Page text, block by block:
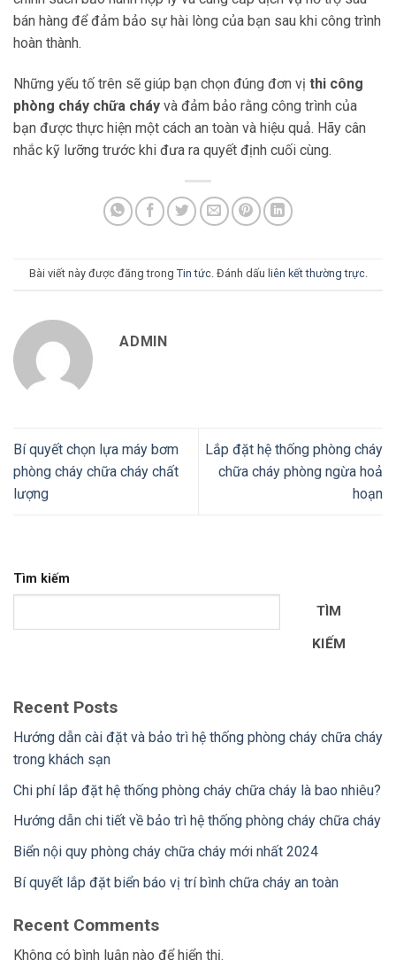
bán hàng để đảm bảo sự hài lòng của bạn sau khi công trình
hoàn thành.
Những yếu tố trên sẽ giúp bạn chọn đúng đơn vị thi công
phòng cháy chữa cháy và đảm bảo rằng công trình của
bạn được thực hiện một cách an toàn và hiệu quả. Hãy cân
nhắc kỹ lưỡng trước khi đưa ra quyết định cuối cùng.
Bài viết này được đăng trong Tin tức. Đánh dấu liên kết thường trực.
ADMIN
Bí quyết chọn lựa máy bơm
phòng cháy chữa cháy chất
lượng
Lắp đặt hệ thống phòng cháy
chữa cháy phòng ngừa hoả
hoạn
Tìm kiếm
TÌM
KIẾM
Recent Posts
Hướng dẫn cài đặt và bảo trì hệ thống phòng cháy chữa cháy
trong khách sạn
Chi phí lắp đặt hệ thống phòng cháy chữa cháy là bao nhiêu?
Hướng dẫn chi tiết về bảo trì hệ thống phòng cháy chữa cháy
Biển nội quy phòng cháy chữa cháy mới nhất 2024
Bí quyết lắp đặt biển báo vị trí bình chữa cháy an toàn
Recent Comments
Không có bình luận nào để hiển thị.